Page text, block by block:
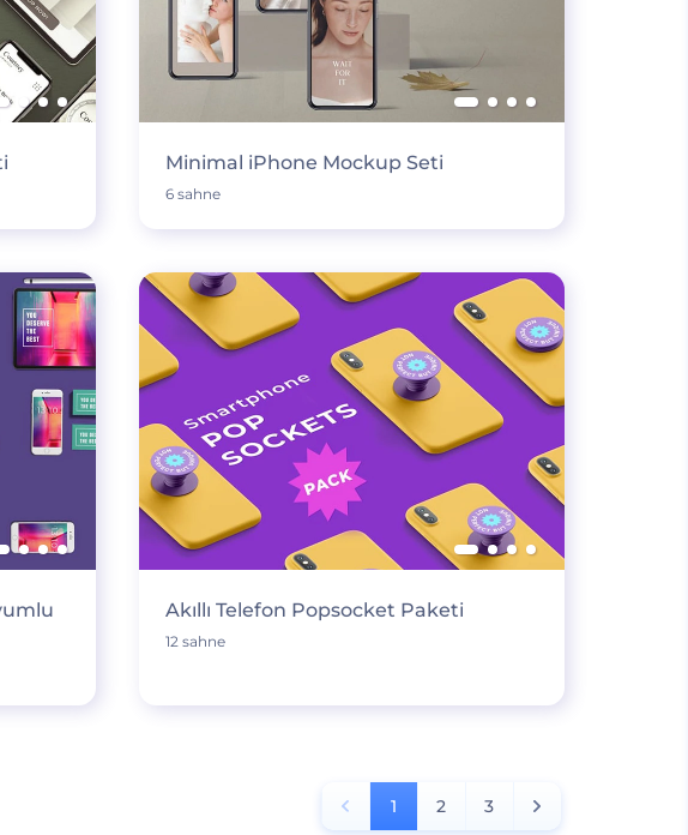
Minimal iPhone Mockup Seti
6 sahne
Akıllı Telefon Popsocket Paketi
12 sahne
1 2 3